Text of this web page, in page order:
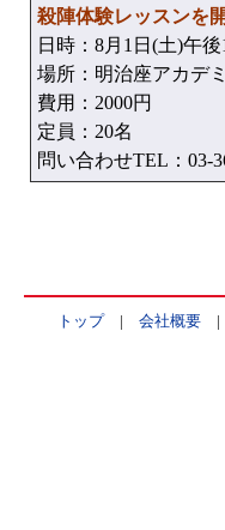
殺陣体験レッスンを
日時：8月1日(土)午
場所：明治座アカデ
費用：2000円
定員：20名
問い合わせTEL：03-
トップ| 会社概要|